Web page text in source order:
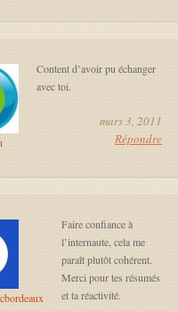
Content d’avoir pu échanger
avec toi.
mars 3, 2011
Répondre
Faire confiance à
l’internaute, cela me
paraît plutôt cohérent.
Merci pour tes résumés
et ta réactivité.